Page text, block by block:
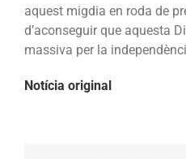
aquest migdia en roda de
d’aconseguir que aquesta
massiva per la
Notícia original